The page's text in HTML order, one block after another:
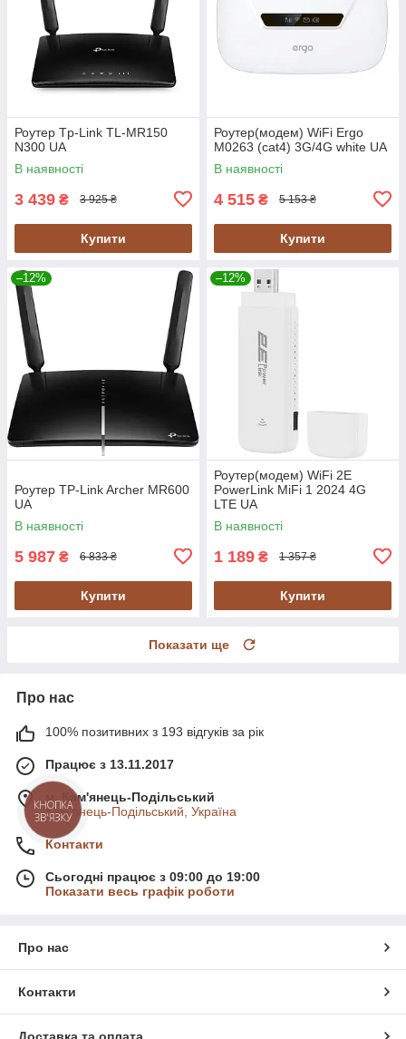
Роутер Tp-Link TL-MR150
N300 UA
В наявності
3 439 ₴ 3 925 ₴
Купити
Роутер(модем) WiFi Ergo
M0263 (cat4) 3G/4G white UA
В наявності
4 515 ₴ 5 153 ₴
Купити
–12%
Роутер TP-Link Archer MR600
UA
В наявності
5 987 ₴ 6 833 ₴
Купити
–12%
Роутер(модем) WiFi 2E
PowerLink MiFi 1 2024 4G
LTE UA
В наявності
1 189 ₴ 1 357 ₴
Купити
Показати ще
Про нас
100% позитивних з 193 відгуків за рік
Працює з 13.11.2017
м. Кам'янець-Подільський
Кам'янець-Подільський, Україна
Контакти
Сьогодні працює з 09:00 до 19:00
Показати весь графік роботи
Про нас
Контакти
Доставка та оплата
КНОПКА
ЗВ'ЯЗКУ